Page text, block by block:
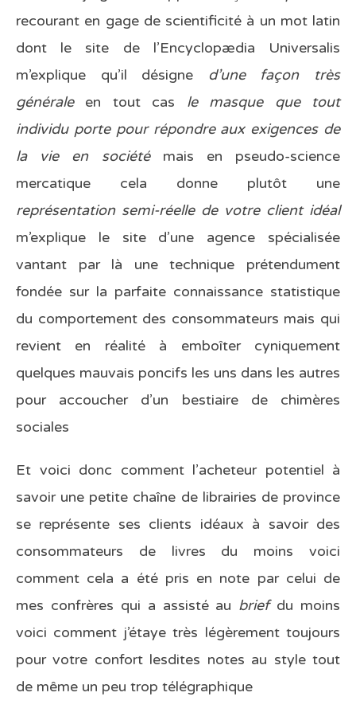
recourant en gage de scientificité à un mot latin
dont le site de l’Encyclopædia Universalis
m’explique qu’il désigne d’une façon très
généraleen tout cas le masque que tout
individu porte pour répondre aux exigences de
la vie en sociétémais en pseudo-science
mercatique cela donne plutôt une
représentation semi-réelle de votre client idéal
m’explique le site d’une agence spécialisée
vantant par là une technique prétendument
fondée sur la parfaite connaissance statistique
du comportement des consommateurs mais qui
revient en réalité à emboîter cyniquement
quelques mauvais poncifs les uns dans les autres
pour accoucher d’un bestiaire de chimères
sociales
Et voici donc comment l’acheteur potentiel à
savoir une petite chaîne de librairies de province
se représente ses clients idéaux à savoir des
consommateurs de livres du moins voici
comment cela a été pris en note par celui de
mes confrères qui a assisté au briefdu moins
voici comment j’étaye très légèrement toujours
pour votre confort lesdites notes au style tout
de même un peu trop télégraphique